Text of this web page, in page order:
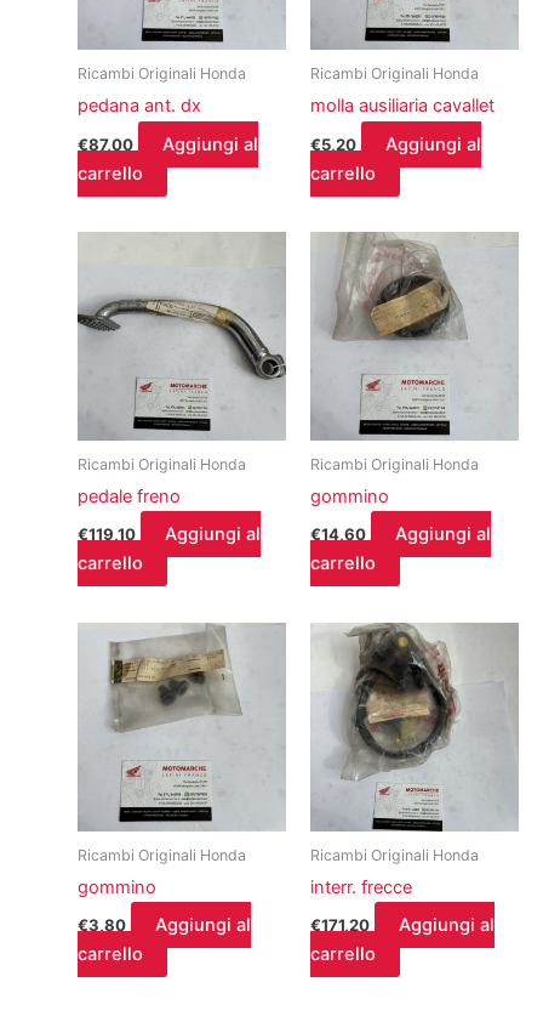
Ricambi Originali Honda
pedana ant. dx
€87,00
Aggiungi al
carrello
Ricambi Originali Honda
molla ausiliaria cavallet
€5,20
Aggiungi al
carrello
Ricambi Originali Honda
pedale freno
€119,10
Aggiungi al
carrello
Ricambi Originali Honda
gommino
€14,60
Aggiungi al
carrello
Ricambi Originali Honda
gommino
€3,80
Aggiungi al
carrello
Ricambi Originali Honda
interr. frecce
€171,20
Aggiungi al
carrello